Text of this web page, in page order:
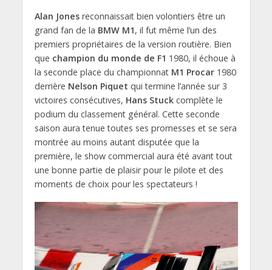
Alan Jonesreconnaissait bien volontiers être un
grand fan de la BMW M1, il fut même l’un des
premiers propriétaires de la version routière. Bien
que champion du monde de F1 1980, il échoue à
la seconde place du championnat M1 Procar1980
derrière Nelson Piquet qui termine l’année sur 3
victoires consécutives, Hans Stuckcomplète le
podium du classement général. Cette seconde
saison aura tenue toutes ses promesses et se sera
montrée au moins autant disputée que la
première, le show commercial aura été avant tout
une bonne partie de plaisir pour le pilote et des
moments de choix pour les spectateurs !